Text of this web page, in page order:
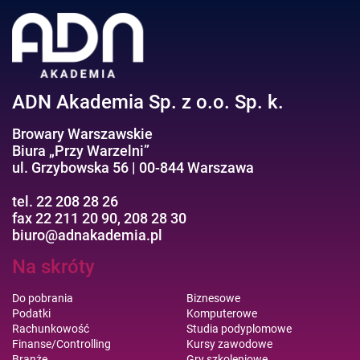
Efektywność osobista//Wellbeing
ADN Akademia Sp. z o.o. Sp. k.
Browary Warszawskie
Biura „Przy Warzelni”
ul. Grzybowska 56 | 00-844 Warszawa
tel. 22 208 28 26
fax 22 211 20 90, 208 28 30
biuro@adnakademia.pl
Na skróty
Do pobrania
Podatki
Rachunkowość
Finanse/Controlling
Biznesowe
Komputerowe
Studia podyplomowe
Kursy zawodowe